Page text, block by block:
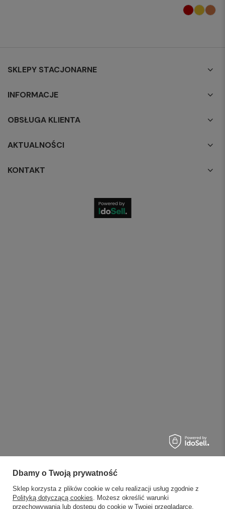
SKLEPY STACJONARNE
INFORMACJE
OBSŁUGA KLIENTA
AKTUALNOŚCI
KONTAKT
Dbamy o Twoją prywatność
Sklep korzysta z plików cookie w celu realizacji usług zgodnie z
Polityką dotyczącą cookies. Możesz określić warunki
przechowywania lub dostępu do cookie w Twojej przeglądarce.